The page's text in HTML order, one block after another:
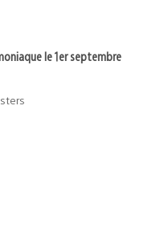
le 1er septembre